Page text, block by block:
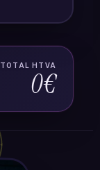
TOTAL HTVA
0€